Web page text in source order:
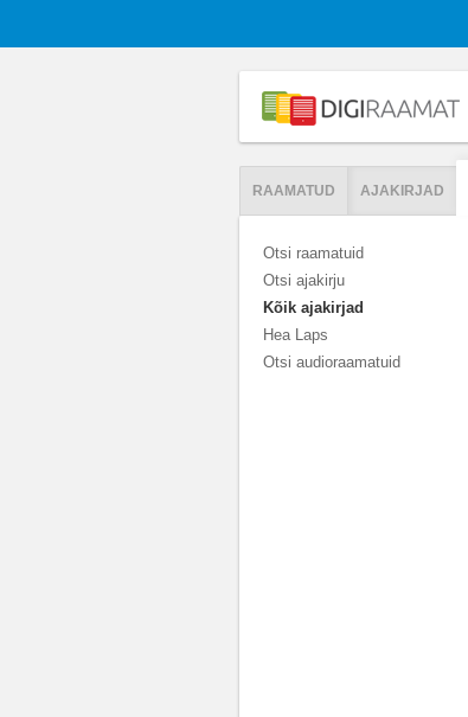
RAAMATUD AJAKIRJAD
Otsi raamatuid
Otsi ajakirju
Kõik ajakirjad
Hea Laps
Otsi audioraamatuid